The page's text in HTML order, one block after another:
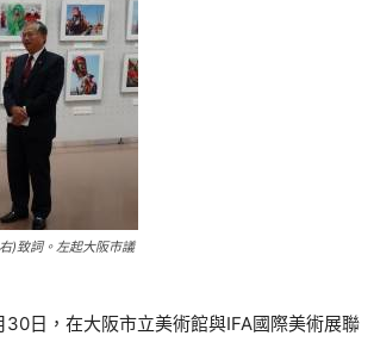
)致詞。左起大阪市議
日，在大阪市立美術館與IFA國際美術展聯